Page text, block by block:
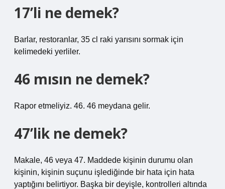
17’li ne demek?
Barlar, restoranlar, 35 cl raki yarısını sormak için
kelimedeki yerliler.
46 mısın ne demek?
Rapor etmeliyiz. 46. 46 meydana gelir.
47’lik ne demek?
Makale, 46 veya 47. Maddede kişinin durumu olan
kişinin, kişinin suçunu işlediğinde bir hata için hata
yaptığını belirtiyor. Başka bir deyişle, kontrolleri altında